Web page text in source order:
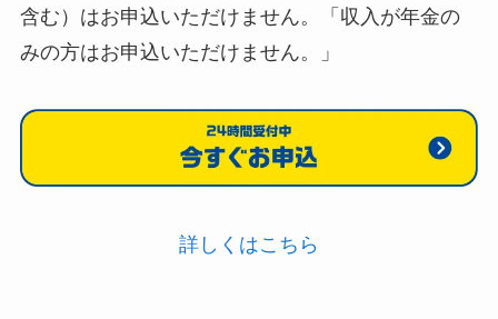
含む）はお申込いただけません。
「収入が年金の
みの方はお申込いただけません。」
詳しくはこちら